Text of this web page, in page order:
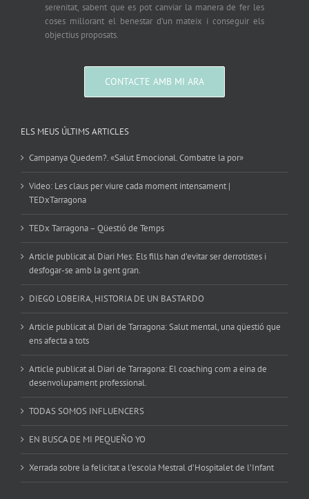
serenitat, sabent que es pot canviar la manera de fer les
coses millorant el benestar d’un mateix i conseguir els
objectius proposats.
CONTACTE AMB MI ARA
ELS MEUS ÚLTIMS ARTICLES
Campanya Quedem?. «Salut Emocional. Combatre la por»
Video: Les claus per viure cada moment intensament |
TEDxTarragona
TEDx Tarragona – Qüestió de Temps
Article publicat al Diari Mes: Els fills han d’evitar ser derrotistes i
desfogar-se amb la gent gran.
DIEGO LOBEIRA, HISTORIA DE UN BASTARDO
Article publicat al Diari de Tarragona: Salut mental, una qüestió que
ens afecta a tots
Article publicat al Diari de Tarragona: El coaching com a eina de
desenvolupament professional.
TODAS SOMOS INFLUENCERS
EN BUSCA DE MI PEQUEÑO YO
Xerrada sobre la felicitat a l’escola Mestral d’Hospitalet de l’Infant